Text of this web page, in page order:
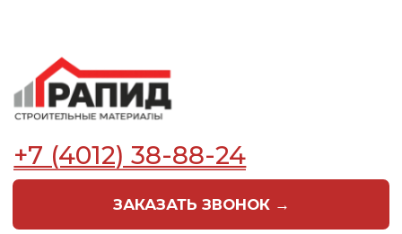
© ООО «ТК РАПИД», 2026